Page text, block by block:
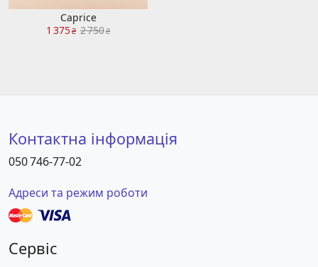
Caprice
1 375₴ 2 750₴
Контактна інформація
050 746-77-02
Адреси та режим роботи
Сервіс